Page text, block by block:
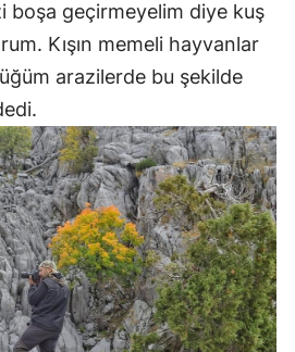
boşa geçirmeyelim diye kuş
Kışın memeli hayvanlar
arazilerde bu şekilde